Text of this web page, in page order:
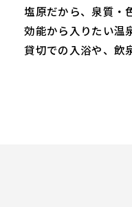
塩原だから、泉質・
効能から入りたい温
貸切での入浴や、飲